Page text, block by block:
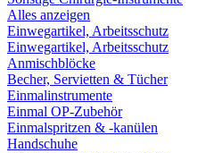
Alles anzeigen
Einwegartikel, Arbeitsschutz
Einwegartikel, Arbeitsschutz
Anmischblöcke
Becher, Servietten & Tücher
Einmalinstrumente
Einmal OP-Zubehör
Einmalspritzen & -kanülen
Handschuhe